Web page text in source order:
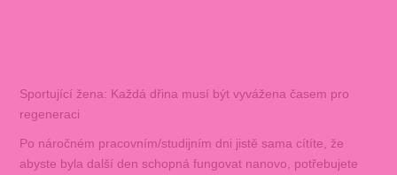
Sportující žena: Každá dřina musí být vyvážena časem pro
regeneraci
Po náročném pracovním/studijním dni jistě sama cítíte, že
abyste byla další den schopná fungovat nanovo, potřebujete